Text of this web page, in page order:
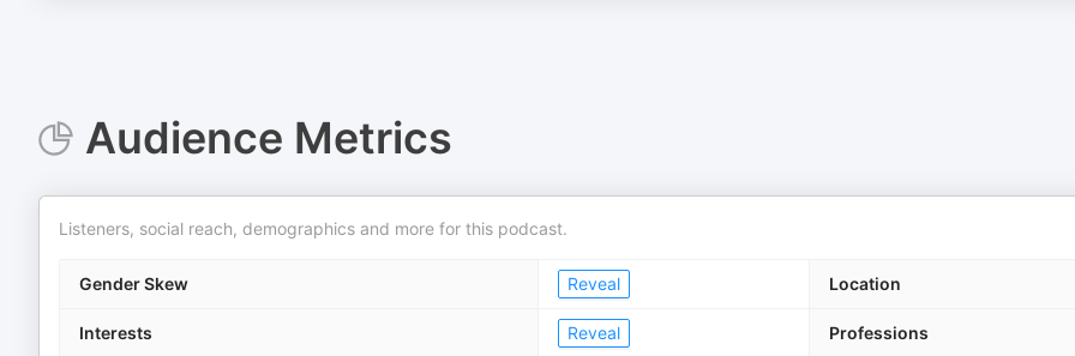
Audience Metrics
Listeners, social reach, demographics and more for this podcast.
Gender Skew Reveal Location
Interests Reveal Professions